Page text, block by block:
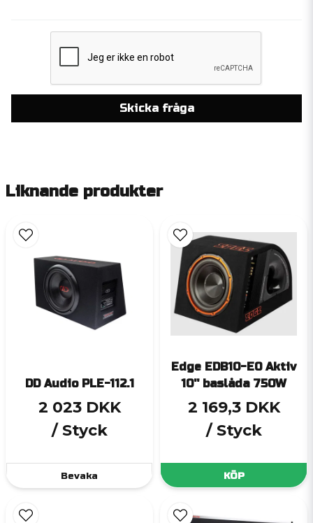
Skicka fråga
Liknande produkter
DD Audio PLE-112.1
2 023 DKK
/ Styck
Bevaka
Edge EDB10-E0 Aktiv
10'' baslåda 750W
2 169,3 DKK
/ Styck
KÖP